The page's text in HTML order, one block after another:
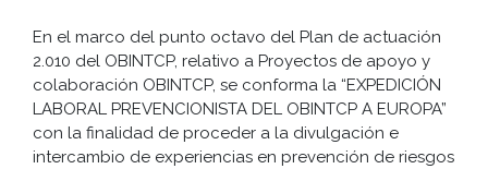
En el marco del punto octavo del Plan de actuación
2.010 del OBINTCP, relativo a Proyectos de apoyo y
colaboración OBINTCP, se conforma la “EXPEDICIÓN
LABORAL PREVENCIONISTA DEL OBINTCP A EUROPA”
con la finalidad de proceder a la divulgación e
intercambio de experiencias en prevención de riesgos